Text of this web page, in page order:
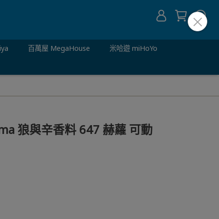
百萬屋 MegaHouse 米哈遊 miHoYo
狼與辛香料 647 赫蘿 可動